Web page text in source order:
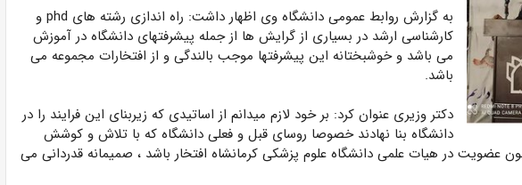
به گزارش روابط عمومی دانشگاه وی اظهار داشت: راه اندازی رشته های phd و
کارشناسی ارشد در بسیاری از گرایش ها از جمله پیشرفتهای دانشگاه در آموزش
می باشد و خوشبختانه این پیشرفتها موجب بالندگی و از افتخارات مجموعه می
باشد.
دکتر وزیری عنوان کرد: بر خود لازم میدانم از اساتیدی که زیربنای این فرایند را در
دانشگاه بنا نهادند خصوصا روسای قبل و فعلی دانشگاه که با تلاش و کوشش
عضویت در هیات علمی دانشگاه علوم پزشکی کرمانشاه افتخار باشد ، صمیمانه قدردانی می